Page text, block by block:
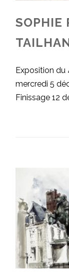
SOPHIE
Exposition du
mercredi 5
Finissage 12